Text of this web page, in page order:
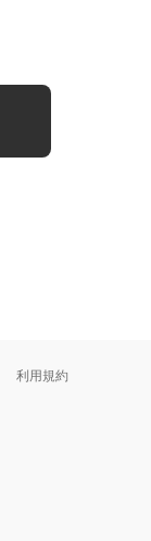
利用規約